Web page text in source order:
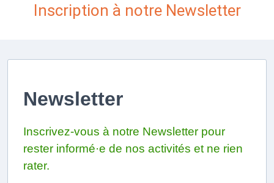
Inscription à notre Newsletter
Newsletter
Inscrivez-vous à notre Newsletter pour
rester informé·e de nos activités et ne rien
rater.